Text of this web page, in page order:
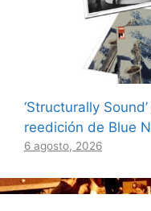
‘Structurally
reedición de Blue
6 agosto, 2026